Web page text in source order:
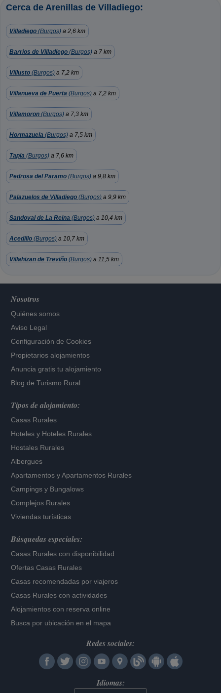
Cerca de Arenillas de Villadiego:
Villadiego (Burgos) a 2,6 km
Barrios de Villadiego (Burgos) a 7 km
Villusto (Burgos) a 7,2 km
Villanueva de Puerta (Burgos) a 7,2 km
Villamoron (Burgos) a 7,3 km
Hormazuela (Burgos) a 7,5 km
Tapia (Burgos) a 7,6 km
Pedrosa del Paramo (Burgos) a 9,8 km
Palazuelos de Villadiego (Burgos) a 9,9 km
Sandoval de La Reina (Burgos) a 10,4 km
Acedillo (Burgos) a 10,7 km
Villahizan de Treviño (Burgos) a 11,5 km
Nosotros
Quiénes somos
Aviso Legal
Configuración de Cookies
Propietarios alojamientos
Anuncia gratis tu alojamiento
Blog de Turismo Rural
Tipos de alojamiento:
Casas Rurales
Hoteles y Hoteles Rurales
Hostales Rurales
Albergues
Apartamentos yApartamentos Rurales
Campings y Bungalows
Complejos Rurales
Viviendas turísticas
Búsquedas especiales:
Casas Rurales con disponibilidad
Ofertas Casas Rurales
Casas recomendadas por viajeros
Casas Rurales con actividades
Alojamientos con reserva online
Busca por ubicación en el mapa
Redes sociales:
Idiomas: